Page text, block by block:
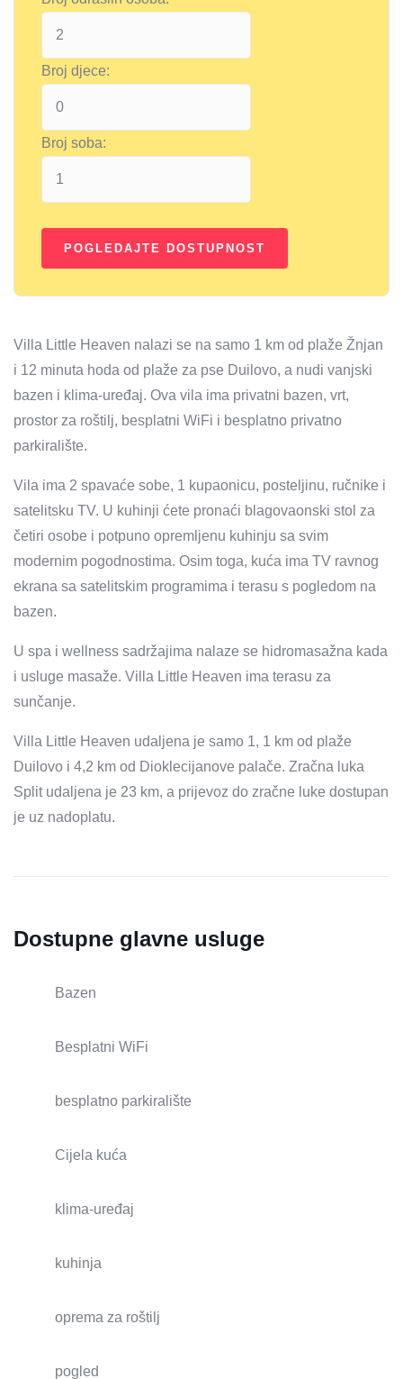
Broj djece:
Broj soba:
Villa Little Heaven nalazi se na samo 1 km od plaže Žnjan
i 12 minuta hoda od plaže za pse Duilovo, a nudi vanjski
bazen i klima-uređaj. Ova vila ima privatni bazen, vrt,
prostor za roštilj, besplatni WiFi i besplatno privatno
parkiralište.
Vila ima 2 spavaće sobe, 1 kupaonicu, posteljinu, ručnike i
satelitsku TV. U kuhinji ćete pronaći blagovaonski stol za
četiri osobe i potpuno opremljenu kuhinju sa svim
modernim pogodnostima. Osim toga, kuća ima TV ravnog
ekrana sa satelitskim programima i terasu s pogledom na
bazen.
U spa i wellness sadržajima nalaze se hidromasažna kada
i usluge masaže. Villa Little Heaven ima terasu za
sunčanje.
Villa Little Heaven udaljena je samo 1, 1 km od plaže
Duilovo i 4,2 km od Dioklecijanove palače. Zračna luka
Split udaljena je 23 km, a prijevoz do zračne luke dostupan
je uz nadoplatu.
Dostupne glavne usluge
Bazen
Besplatni WiFi
besplatno parkiralište
Cijela kuća
klima-uređaj
kuhinja
oprema za roštilj
pogled